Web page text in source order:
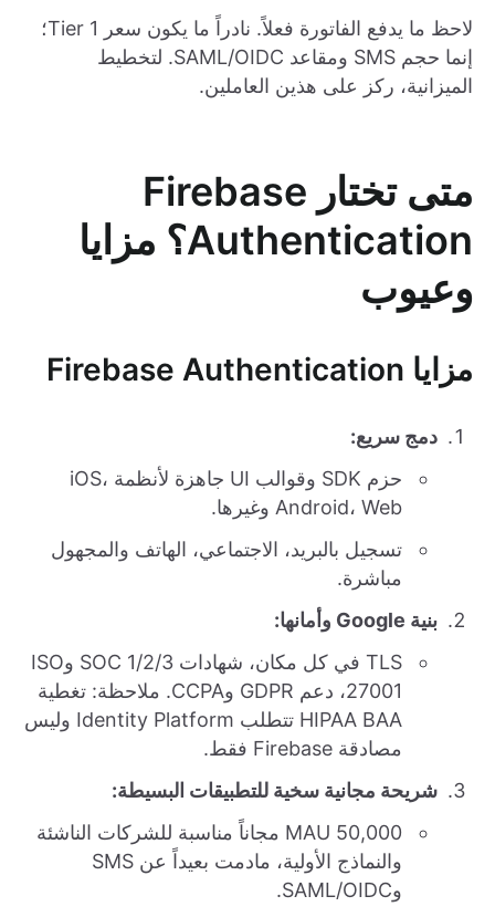
لاحظ ما يدفع الفاتورة فعلاً. نادراً ما يكون سعر Tier 1؛
إنما حجم SMS ومقاعد SAML/OIDC. لتخطيط
الميزانية، ركز على هذين العاملين.
متى تختار Firebase
Authentication؟ مزايا
وعيوب
مزايا Firebase Authentication
دمج سريع:
حزم SDK وقوالب UI جاهزة لأنظمة iOS،
Android، Web وغيرها.
تسجيل بالبريد، الاجتماعي، الهاتف والمجهول
مباشرة.
بنية Google وأمانها:
TLS في كل مكان، شهادات SOC 1/2/3 وISO
27001، دعم GDPR وCCPA. ملاحظة: تغطية
HIPAA BAA تتطلب Identity Platform وليس
مصادقة Firebase فقط.
شريحة مجانية سخية للتطبيقات البسيطة:
50,000 MAU مجاناً مناسبة للشركات الناشئة
والنماذج الأولية، مادمت بعيداً عن SMS
وSAML/OIDC.